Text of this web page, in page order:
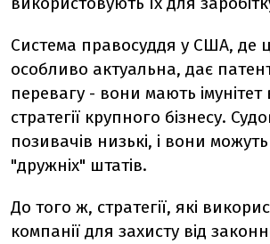
Система правосуддя у США, де
особливо актуальна, дає
перевагу - вони мають імунітет
стратегії крупного бізнесу.
позивачів низькі, і вони
"дружніх" штатів.
До того ж, стратегії, які
компанії для захисту від